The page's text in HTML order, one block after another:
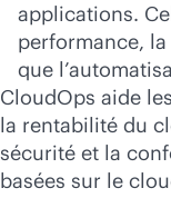
applications.
performance,
que
CloudOps aide
la rentabilité du
sécurité et la
basées sur le